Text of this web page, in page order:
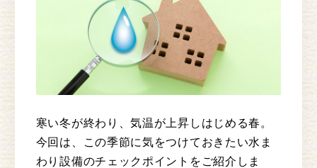
寒い冬が終わり、気温が上昇しはじめる春。
今回は、この季節に気をつけておきたい水ま
わり設備のチェックポイントをご紹介しま